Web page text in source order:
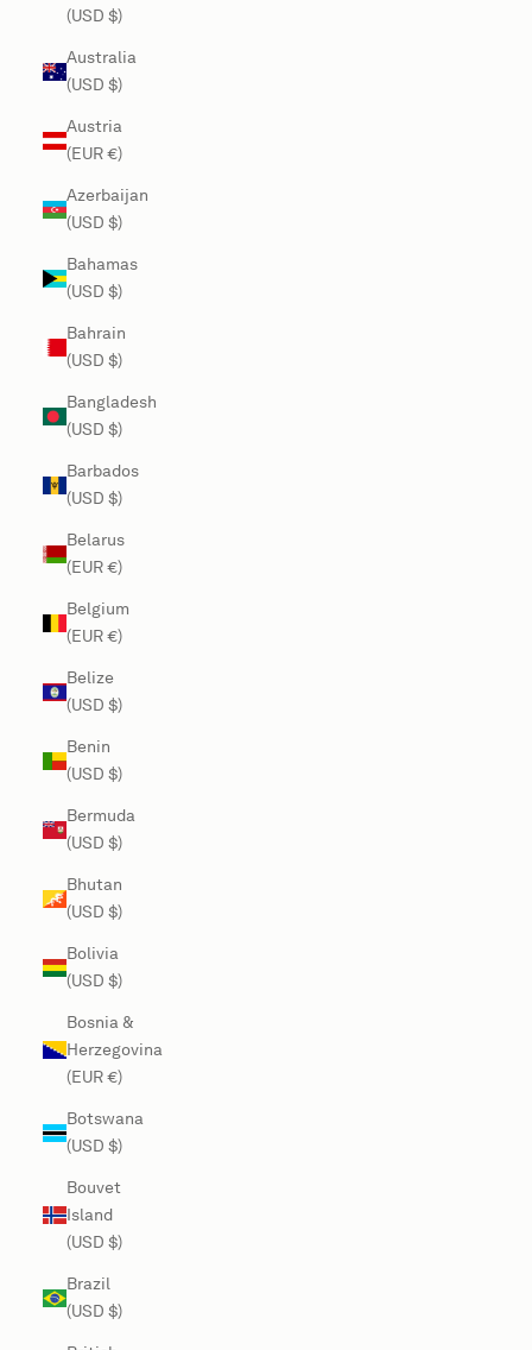
(USD $)
Australia
(USD $)
Austria
(EUR €)
Azerbaijan
(USD $)
Bahamas
(USD $)
Bahrain
(USD $)
Bangladesh
(USD $)
Barbados
(USD $)
Belarus
(EUR €)
Belgium
(EUR €)
Belize
(USD $)
Benin
(USD $)
Bermuda
(USD $)
Bhutan
(USD $)
Bolivia
(USD $)
Bosnia &
Herzegovina
(EUR €)
Botswana
(USD $)
Bouvet
Island
(USD $)
Brazil
(USD $)